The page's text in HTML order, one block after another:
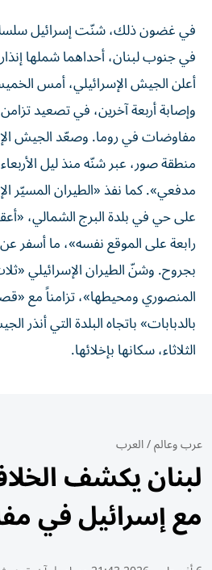
في غضون ذلك، شنّت إسرائيل سلسلة
في جنوب لبنان، أحداهما شملها
أعلن الجيش الإسرائيلي، أمس
وإصابة أربعة آخرين، في تصعيد
مفاوضات في روما. وصعّد الجيش
منطقة صور، عبر شنّه منذ ليل
مدفعي». كما نفذ «الطيران المسيّر
على حي في بلدة البرج الشمالي،
رابعة على الموقع نفسه»، ما أسفر
بجروح. وشنّ الطيران الإسرائيلي
المنصوري ومحيطها»، تزامناً مع
بالدبابات» باتجاه البلدة التي أنذر
الثلاثاء، سكانها بإخلائها.
عرب وعالم/العرب
لبنان يكشف
مع إسرائيل في